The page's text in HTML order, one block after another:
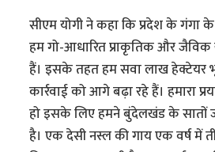
सीएम योगी ने कहा कि प्रदेश के गंगा
हम गो-आधारित प्राकृतिक और जैविक
हैं। इसके तहत हम सवा लाख हेक्टेयर
कार्रवाई को आगे बढ़ा रहे हैं। हमारा
हो इसके लिए हमने बुंदेलखंड के सातों
है। एक देसी नस्ल की गाय एक वर्ष में